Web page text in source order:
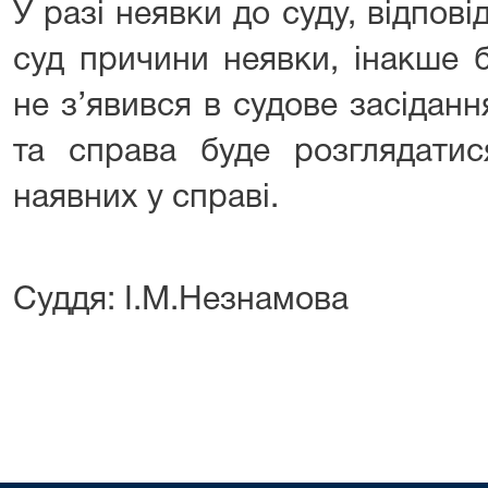
У разі неявки до суду,
суд причини неявки, інакше
не з’явився в судове
та справа буде
наявних у справі.
Суддя: І.М.Незнамова